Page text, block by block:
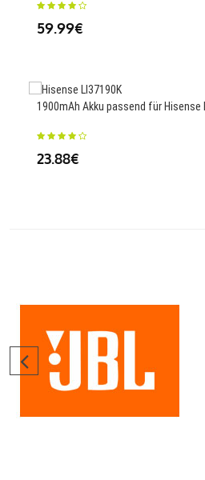
59.99€
1900mAh Akku passend für Hisense
23.88€